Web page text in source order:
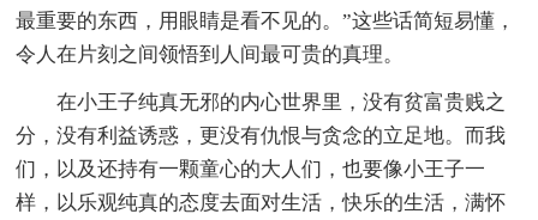
最重要的东西，用眼睛是看不见的。”这些话简短易懂，
令人在片刻之间领悟到人间最可贵的真理。
在小王子纯真无邪的内心世界里，没有贫富贵贱之
分，没有利益诱惑，更没有仇恨与贪念的立足地。而我
们，以及还持有一颗童心的大人们，也要像小王子一
样，以乐观纯真的态度去面对生活，快乐的生活，满怀